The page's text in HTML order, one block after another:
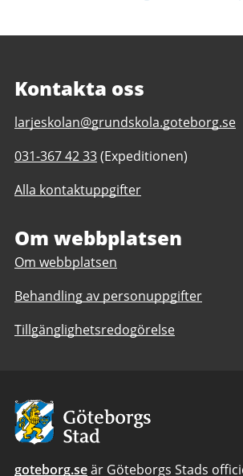
Kontakta oss
E-
till
Lärjeskolan
F-
anpassad
grundskola
9
larjeskolan@grundskola.goteborg.se
Telefonnummer
Lärjeskolan
9,
anpassad
grundskola
7-
031-367 42 33(Expeditionen)
Alla kontaktuppgifter
Om webbplatsen
Om webbplatsen
Behandling av personuppgifter
Tillgänglighetsredogörelse
Avsändare:
Göteborgs
Stad
goteborg.seär Göteborgs Stads